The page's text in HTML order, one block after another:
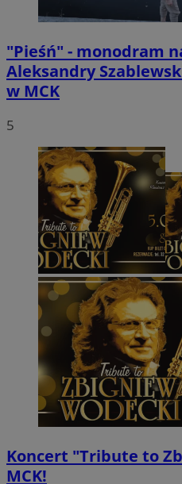
"Pieśń" - monodram
Aleksandry
w MCK
5
Koncert "Tribute to
MCK!